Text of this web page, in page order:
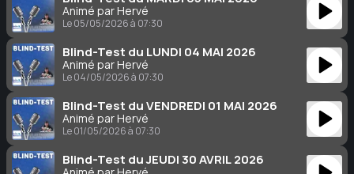
Animé par Hervé
Le 05/05/2026 à 07:30
Blind-Test du LUNDI 04 MAI 2026
Animé par Hervé
Le 04/05/2026 à 07:30
Blind-Test du VENDREDI 01 MAI 2026
Animé par Hervé
Le 01/05/2026 à 07:30
Blind-Test du JEUDI 30 AVRIL 2026